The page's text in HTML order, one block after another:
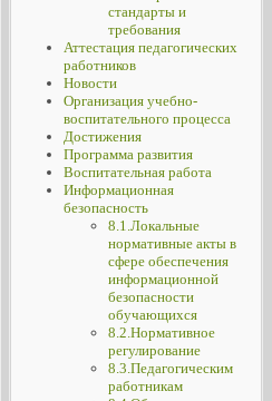
стандарты и
требования
Аттестация педагогических
работников
Новости
Организация учебно-
воспитательного процесса
Достижения
Программа развития
Воспитательная работа
Информационная
безопасность
8.1.Локальные
нормативные акты в
сфере обеспечения
информационной
безопасности
обучающихся
8.2.Нормативное
регулирование
8.3.Педагогическим
работникам